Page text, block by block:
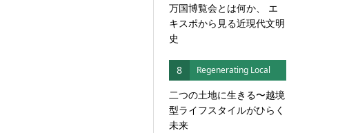
万国博覧会とは何か、 エ
キスポから見る近現代文明
史
8 Regenerating Local
二つの土地に生きる〜越境
型ライフスタイルがひらく
未来